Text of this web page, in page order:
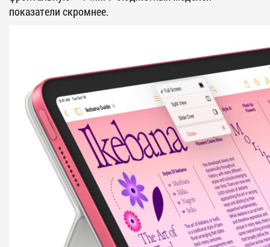
показатели скромнее.